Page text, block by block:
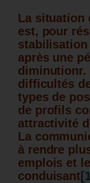
La situation
est, pour
après une
diminutionr.
difficultés
types de
de profils
attractivité
La
à rendre
emplois et
conduisant